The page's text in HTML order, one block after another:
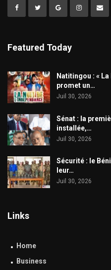
Featured Today
​Natitingou : «
promet un…
Juil 30, 2026
Sénat : la
installée,…
Juil 30, 2026
Sécurité : le
leur…
Juil 30, 2026
Links
Home
Business